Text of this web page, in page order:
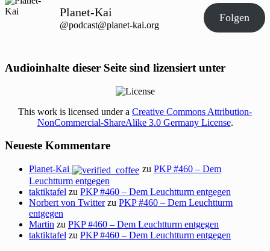
Planet-Kai
@podcast@planet-kai.org
Folgen
Audioinhalte dieser Seite sind lizensiert unter
This work is licensed under a Creative Commons Attribution-
NonCommercial-ShareAlike 3.0 Germany License.
Neueste Kommentare
Planet-Kai zuPKP #460 – Dem
Leuchtturm entgegen
taktiktafel zu PKP #460 – Dem Leuchtturm entgegen
Norbert von Twitterzu PKP #460 – Dem Leuchtturm
entgegen
Martin zu PKP #460 – Dem Leuchtturm entgegen
taktiktafel zu PKP #460 – Dem Leuchtturm entgegen